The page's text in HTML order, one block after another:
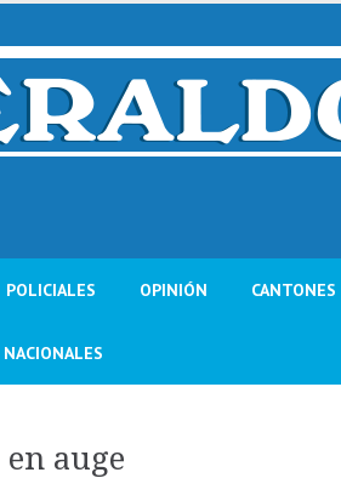
POLICIALES OPINIÓN CANTONES
NACIONALES
auge